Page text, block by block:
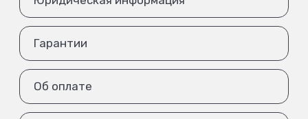
Гарантии
Об оплате